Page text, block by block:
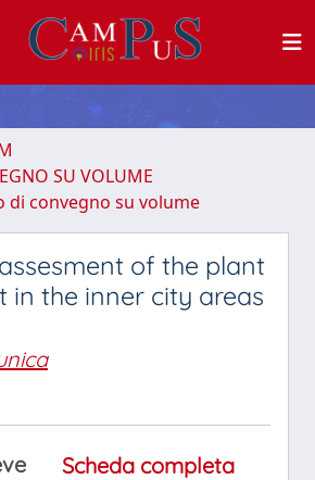
SU VOLUME
di convegno su volume
of the plant
in the inner city areas
Scheda completa